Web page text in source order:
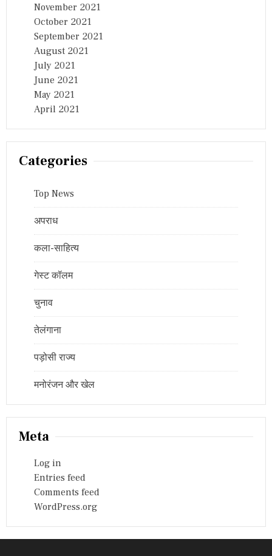
November 2021
October 2021
September 2021
August 2021
July 2021
June 2021
May 2021
April 2021
Categories
Top News
अपराध
कला-साहित्य
गेस्ट कॉलम
चुनाव
तेलंगाना
पड़ोसी राज्य
मनोरंजन और खेल
Meta
Log in
Entries feed
Comments feed
WordPress.org